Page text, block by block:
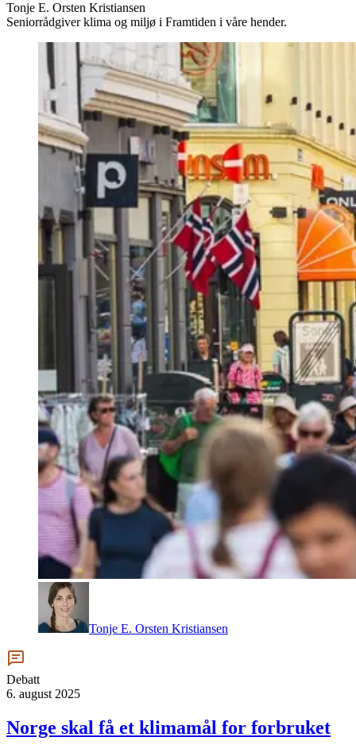
Tonje E. Orsten Kristiansen
Seniorrådgiver klima og miljø i Framtiden i våre hender.
Tonje E. Orsten Kristiansen
Debatt
6. august 2025
Norge skal få et klimamål for forbruket